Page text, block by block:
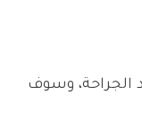
الجراحة، وسوف